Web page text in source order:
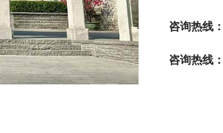
咨询热线：
咨询热线：